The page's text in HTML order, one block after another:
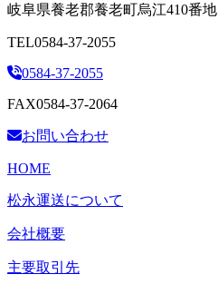
岐阜県養老郡養老町烏江410番地
TEL0584-37-2055
0584-37-2055
FAX0584-37-2064
お問い合わせ
HOME
松永運送について
会社概要
主要取引先